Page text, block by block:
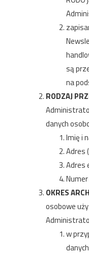
są
na
RODZAJ
danych
Imię i
Adres
Adres
OKRES
osobowe
w